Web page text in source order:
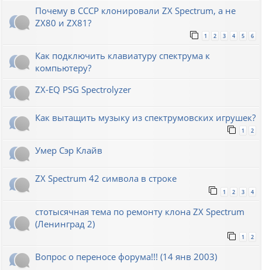
Почему в СССР клонировали ZX Spectrum, а не
ZX80 и ZX81?
1 2 3 4 5 6
Как подключить клавиатуру спектрума к
компьютеру?
ZX-EQ PSG Spectrolyzer
Как вытащить музыку из спектрумовских игрушек?
1 2
Умер Сэр Клайв
ZX Spectrum 42 символа в строке
1 2 3 4
стотысячная тема по ремонту клона ZX Spectrum
(Ленинград 2)
1 2
Вопрос о переносе форума!!! (14 янв 2003)